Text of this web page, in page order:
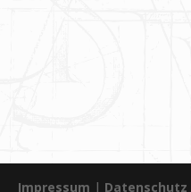
Impressum | Datenschutz